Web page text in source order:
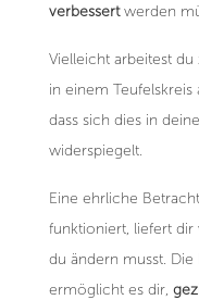
verbessertwerden
Vielleicht arbeitest
in einem
dass sich dies in
widerspiegelt.
Eine ehrliche
funktioniert, liefert dir
du ändern musst.
ermöglicht es dir,